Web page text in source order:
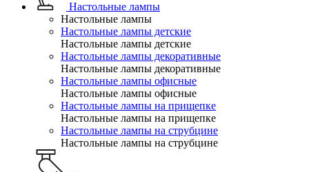
Настольные лампы
Настольные лампы
Настольные лампы детские
Настольные лампы детские
Настольные лампы декоративные
Настольные лампы декоративные
Настольные лампы офисные
Настольные лампы офисные
Настольные лампы на прищепке
Настольные лампы на прищепке
Настольные лампы на струбцине
Настольные лампы на струбцине